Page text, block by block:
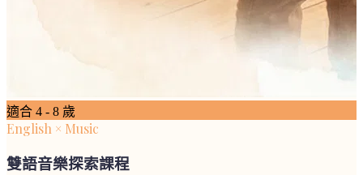
適合 4 - 8 歲
English × Music
雙語音樂探索課程